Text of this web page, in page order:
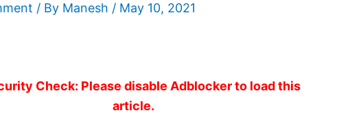
/ By Manesh / May 10, 2021
Check: Please disable Adblocker to load this
article.